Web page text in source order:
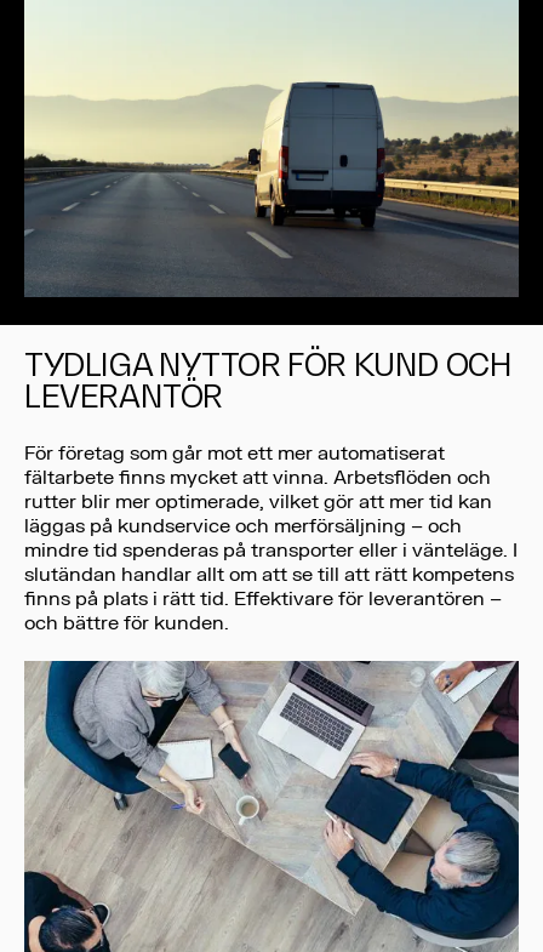
TYDLIGA NYTTOR FÖR KUND OCH
LEVERANTÖR
För företag som går mot ett mer automatiserat
fältarbete finns mycket att vinna. Arbetsflöden och
rutter blir mer optimerade, vilket gör att mer tid kan
läggas på kundservice och merförsäljning – och
mindre tid spenderas på transporter eller i vänteläge. I
slutändan handlar allt om att se till att rätt kompetens
finns på plats i rätt tid. Effektivare för leverantören –
och bättre för kunden.